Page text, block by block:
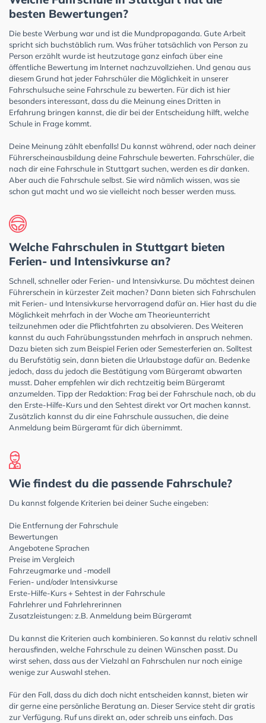
besten Bewertungen?
Die beste Werbung war und ist die Mundpropaganda. Gute Arbeit
spricht sich buchstäblich rum. Was früher tatsächlich von Person zu
Person erzählt wurde ist heutzutage ganz einfach über eine
öffentliche Bewertung im Internet nachzuvollziehen. Und genau aus
diesem Grund hat jeder Fahrschüler die Möglichkeit in unserer
Fahrschulsuche seine Fahrschule zu bewerten. Für dich ist hier
besonders interessant, dass du die Meinung eines Dritten in
Erfahrung bringen kannst, die dir bei der Entscheidung hilft, welche
Schule in Frage kommt.
Deine Meinung zählt ebenfalls! Du kannst während, oder nach deiner
Führerscheinausbildung deine Fahrschule bewerten. Fahrschüler, die
nach dir eine Fahrschule in Stuttgart suchen, werden es dir danken.
Aber auch die Fahrschule selbst. Sie wird nämlich wissen, was sie
schon gut macht und wo sie vielleicht noch besser werden muss.
Welche Fahrschulen in Stuttgart bieten
Ferien- und Intensivkurse an?
Schnell, schneller oder Ferien- und Intensivkurse. Du möchtest deinen
Führerschein in kürzester Zeit machen? Dann bieten sich Fahrschulen
mit Ferien- und Intensivkurse hervorragend dafür an. Hier hast du die
Möglichkeit mehrfach in der Woche am Theorieunterricht
teilzunehmen oder die Pflichtfahrten zu absolvieren. Des Weiteren
kannst du auch Fahrübungsstunden mehrfach in anspruch nehmen.
Dazu bieten sich zum Beispiel Ferien oder Semesterferien an. Solltest
du Berufstätig sein, dann bieten die Urlaubstage dafür an. Bedenke
jedoch, dass du jedoch die Bestätigung vom Bürgeramt abwarten
musst. Daher empfehlen wir dich rechtzeitig beim Bürgeramt
anzumelden. Tipp der Redaktion: Frag bei der Fahrschule nach, ob du
den Erste-Hilfe-Kurs und den Sehtest direkt vor Ort machen kannst.
Zusätzlich kannst du dir eine Fahrschule aussuchen, die deine
Anmeldung beim Bürgeramt für dich übernimmt.
Wie findest du die passende Fahrschule?
Du kannst folgende Kriterien bei deiner Suche eingeben:
Die Entfernung der Fahrschule
Bewertungen
Angebotene Sprachen
Preise im Vergleich
Fahrzeugmarke und -modell
Ferien- und/oder Intensivkurse
Erste-Hilfe-Kurs + Sehtest in der Fahrschule
Fahrlehrer und Fahrlehrerinnen
Zusatzleistungen: z.B. Anmeldung beim Bürgeramt
Du kannst die Kriterien auch kombinieren. So kannst du relativ schnell
herausfinden, welche Fahrschule zu deinen Wünschen passt. Du
wirst sehen, dass aus der Vielzahl an Fahrschulen nur noch einige
wenige zur Auswahl stehen.
Für den Fall, dass du dich doch nicht entscheiden kannst, bieten wir
dir gerne eine persönliche Beratung an. Dieser Service steht dir gratis
zur Verfügung. Ruf uns direkt an, oder schreib uns einfach. Das